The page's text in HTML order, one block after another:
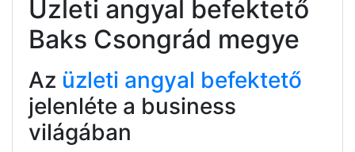
Üzleti angyal befektető
Baks Csongrád megye
Az üzleti angyal befektető
jelenléte a business
világában